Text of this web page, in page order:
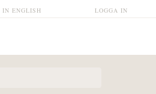
LOGGA IN
IN ENGLISH